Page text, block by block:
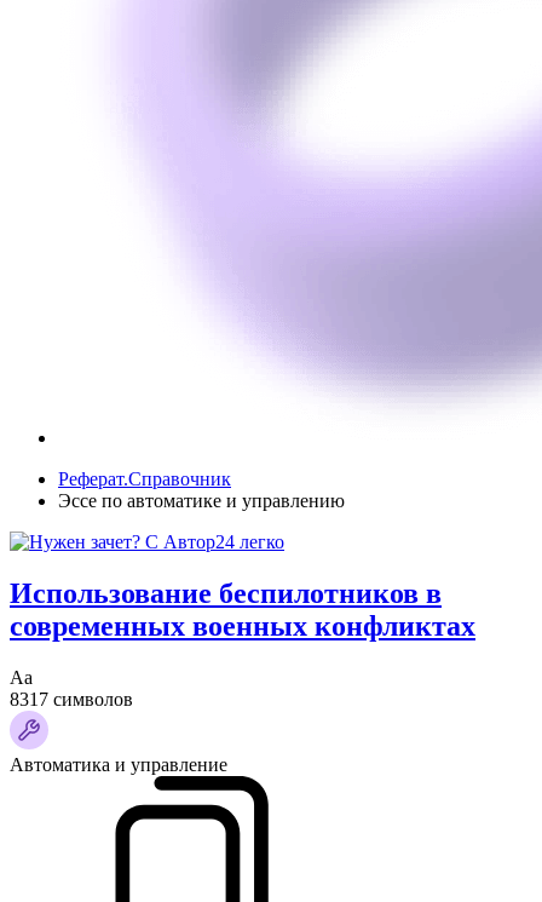
Реферат.Справочник
Эссе по автоматике и управлению
Использование беспилотников в
современных военных конфликтах
Аа
8317 символов
Автоматика и управление